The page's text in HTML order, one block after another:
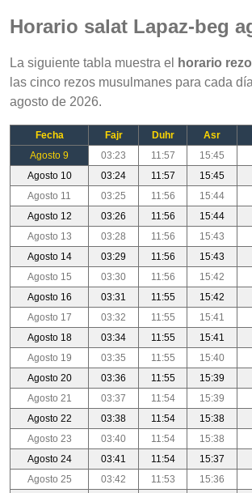
Horario salat Lapaz-beg
La siguiente tabla muestra el horario
las cinco rezos musulmanes para cada
agosto de 2026.
Fecha Fajr Duhr Asr
Agosto 9
03:23 11:57 15:45
Agosto 10
03:24 11:57 15:45
Agosto 11
03:25 11:56 15:44
Agosto 12
03:26 11:56 15:44
Agosto 13
03:28 11:56 15:43
Agosto 14
03:29 11:56 15:43
Agosto 15
03:30 11:56 15:42
Agosto 16
03:31 11:55 15:42
Agosto 17
03:32 11:55 15:41
Agosto 18
03:34 11:55 15:41
Agosto 19
03:35 11:55 15:40
Agosto 20
03:36 11:55 15:39
Agosto 21
03:37 11:54 15:39
Agosto 22
03:38 11:54 15:38
Agosto 23
03:40 11:54 15:38
Agosto 24
03:41 11:54 15:37
Agosto 25
03:42 11:53 15:36